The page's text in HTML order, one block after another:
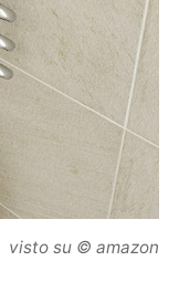
visto su © amazon